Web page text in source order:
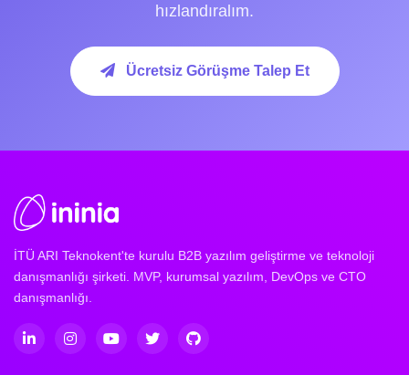
hızlandıralım.
Ücretsiz Görüşme Talep Et
İTÜ ARI Teknokent'te kurulu B2B yazılım geliştirme ve teknoloji
danışmanlığı şirketi. MVP, kurumsal yazılım, DevOps ve CTO
danışmanlığı.